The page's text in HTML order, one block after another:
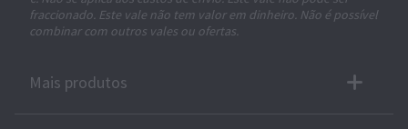
fraccionado. Este vale não tem valor em dinheiro. Não é possível
combinar com outros vales ou ofertas.
Mais produtos